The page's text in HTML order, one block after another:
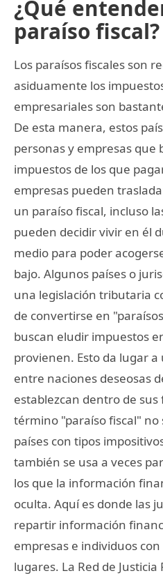
¿Qué
paraíso fiscal?
Los paraísos fiscales son
asiduamente los
empresariales son
De esta manera, estos
personas y empresas que
impuestos de los que
empresas pueden
un paraíso fiscal, incluso
pueden decidir vivir en él
medio para poder
bajo. Algunos países o
una legislación tributaria
de convertirse en
buscan eludir impuestos
provienen. Esto da lugar
entre naciones deseosas
establezcan dentro de
término "paraíso fiscal" no
países con tipos
también se usa a veces
los que la información
oculta. Aquí es donde las
repartir información
empresas e individuos
lugares. La Red de